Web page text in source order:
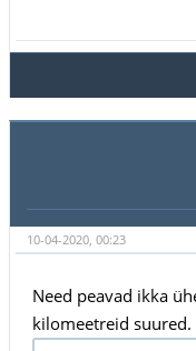
10-04-2020, 00:23
Need peavad ikka
kilomeetreid suured.